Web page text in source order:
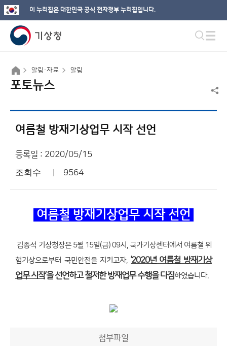
이 누리집은 대한민국 공식 전자정부 누리집입니다.
알림·자료 알림
포토뉴스
여름철 방재기상업무 시작 선언
등록일 : 2020/05/15
조회수 9564
여름철 방재기상업무 시작 선언
김종석 기상청장은 5월 15일(금) 09시, 국가기상센터에서 여름철 위
험기상으로부터 국민안전을 지키고자, ‘2020년 여름철 방재기상
업무 시작’을 선언하고 철저한 방재업무 수행을 다짐하였습니다.
첨부파일